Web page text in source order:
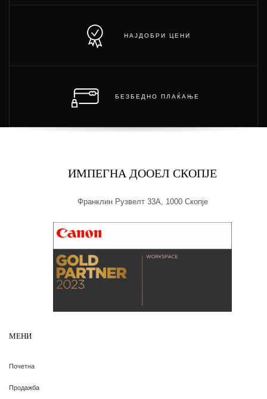
НАЈДОБРИ ЦЕНИ
БЕЗБЕДНО ПЛАЌАЊЕ
ИМПЕГНА ДООЕЛ СКОПЈЕ
Франклин Рузвелт 33А, 1000 Скопје
МЕНИ
Почетна
Продажба